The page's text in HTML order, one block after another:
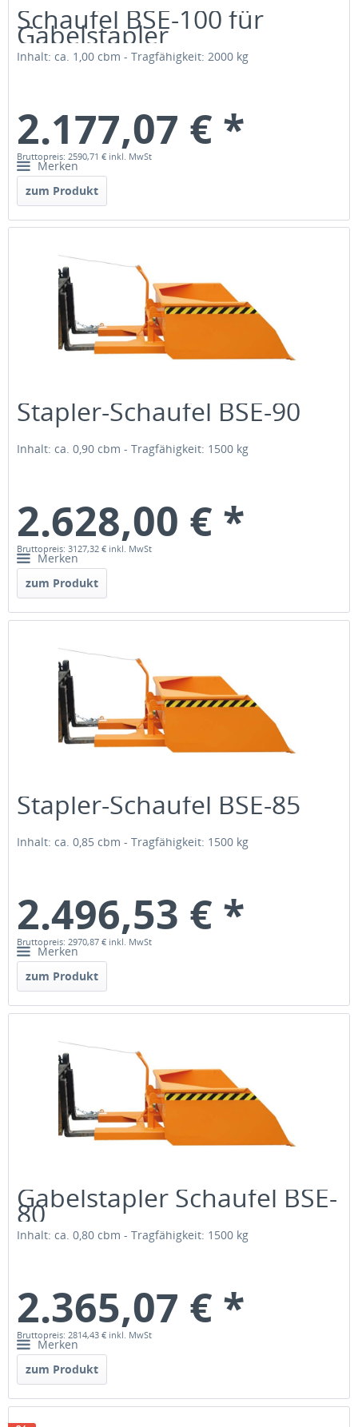
Schaufel BSE-100 für
Gabelstapler
Inhalt: ca. 1,00 cbm - Tragfähigkeit: 2000 kg
2.177,07 € *
Bruttopreis: 2590,71 € inkl. MwSt
Merken
zum Produkt
Stapler-Schaufel BSE-90
Inhalt: ca. 0,90 cbm - Tragfähigkeit: 1500 kg
2.628,00 € *
Bruttopreis: 3127,32 € inkl. MwSt
Merken
zum Produkt
Stapler-Schaufel BSE-85
Inhalt: ca. 0,85 cbm - Tragfähigkeit: 1500 kg
2.496,53 € *
Bruttopreis: 2970,87 € inkl. MwSt
Merken
zum Produkt
Gabelstapler Schaufel BSE-
80
Inhalt: ca. 0,80 cbm - Tragfähigkeit: 1500 kg
2.365,07 € *
Bruttopreis: 2814,43 € inkl. MwSt
Merken
zum Produkt